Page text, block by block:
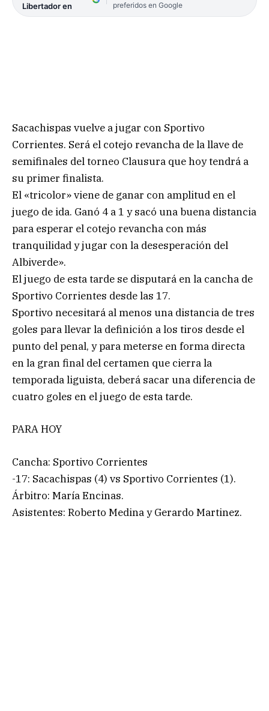
Libertador en
preferidos en Google
Sacachispas vuelve a jugar con Sportivo
Corrientes. Será el cotejo revancha de la llave de
semifinales del torneo Clausura que hoy tendrá a
su primer finalista.
El «tricolor» viene de ganar con amplitud en el
juego de ida. Ganó 4 a 1 y sacó una buena distancia
para esperar el cotejo revancha con más
tranquilidad y jugar con la desesperación del
Albiverde».
El juego de esta tarde se disputará en la cancha de
Sportivo Corrientes desde las 17.
Sportivo necesitará al menos una distancia de tres
goles para llevar la definición a los tiros desde el
punto del penal, y para meterse en forma directa
en la gran final del certamen que cierra la
temporada liguista, deberá sacar una diferencia de
cuatro goles en el juego de esta tarde.
PARA HOY
Cancha: Sportivo Corrientes
-17: Sacachispas (4) vs Sportivo Corrientes (1).
Árbitro: María Encinas.
Asistentes: Roberto Medina y Gerardo Martinez.